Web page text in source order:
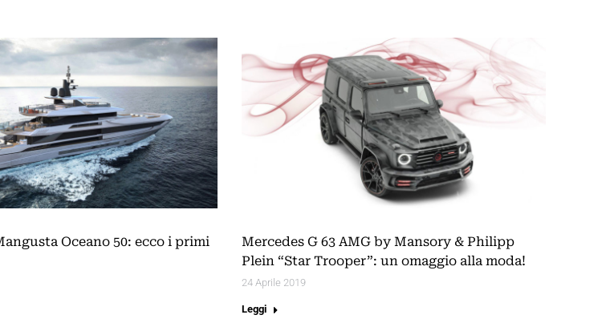
Oceano 50: ecco i primi
Mercedes G 63 AMG by Mansory & Philipp
Plein “Star Trooper”: un omaggio alla moda!
24 Aprile 2019
Leggi